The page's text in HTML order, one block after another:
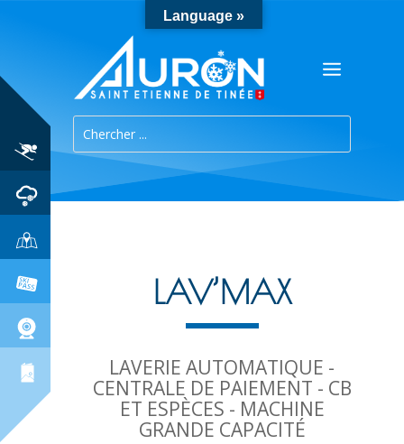
LAV’MAX
LAVERIE AUTOMATIQUE -
CENTRALE DE PAIEMENT - CB
ET ESPÈCES - MACHINE
GRANDE CAPACITÉ
Language »